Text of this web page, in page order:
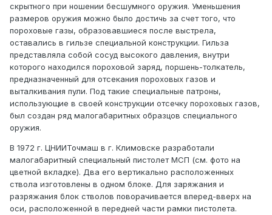
скрытного при ношении бесшумного оружия. Уменьшения
размеров оружия можно было достичь за счет того, что
пороховые газы, образовавшиеся после выстрела,
оставались в гильзе специальной конструкции. Гильза
представляла собой сосуд высокого давления, внутри
которого находился пороховой заряд, поршень-толкатель,
предназначенный для отсекания пороховых газов и
выталкивания пули. Под такие специальные патроны,
использующие в своей конструкции отсечку пороховых газов,
был создан ряд малогабаритных образцов специального
оружия.
В 1972 г. ЦНИИТочмаш в г. Климовске разработали
малогабаритный специальный пистолет МСП (см. фото на
цветной вкладке). Два его вертикально расположенных
ствола изготовлены в одном блоке. Для заряжания и
разряжания блок стволов поворачивается вперед-вверх на
оси, расположенной в передней части рамки пистолета.